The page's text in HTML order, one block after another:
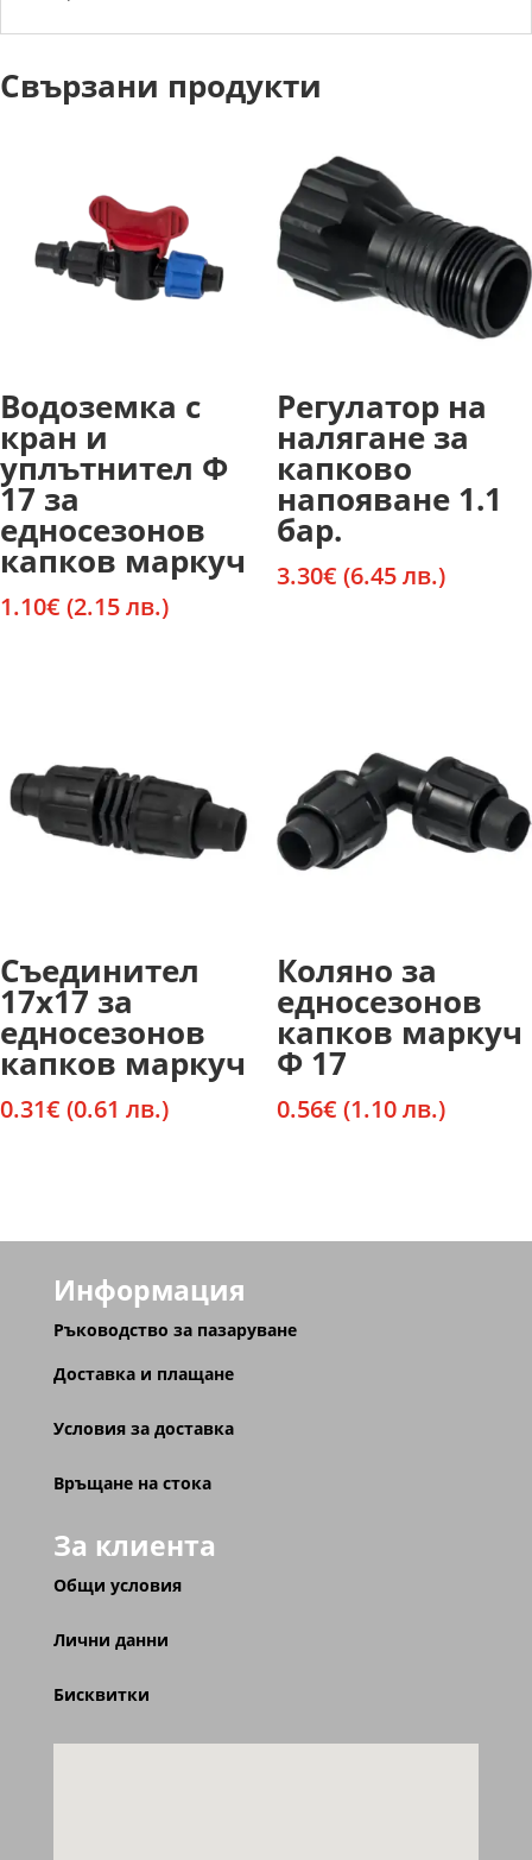
Свързани продукти
Водоземка с
кран и
уплътнител Ф
17 за
едносезонов
капков маркуч
1.10€ (2.15 лв.)
Регулатор на
налягане за
капково
напояване 1.1
бар.
3.30€ (6.45 лв.)
Съединител
17х17 за
едносезонов
капков маркуч
0.31€ (0.61 лв.)
Коляно за
едносезонов
капков маркуч
Ф 17
0.56€ (1.10 лв.)
Информация
Ръководство за пазаруване
Доставка и плащане
Условия за доставка
Връщане на стока
За клиента
Общи условия
Лични данни
Бисквитки